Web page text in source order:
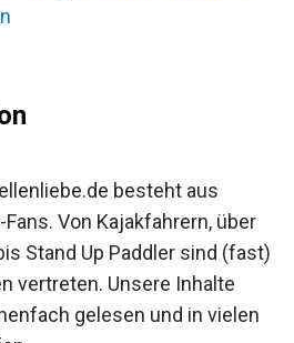
besteht aus
Von Kajakfahrern, über
Stand Up Paddler sind (fast)
vertreten. Unsere Inhalte
gelesen und in vielen